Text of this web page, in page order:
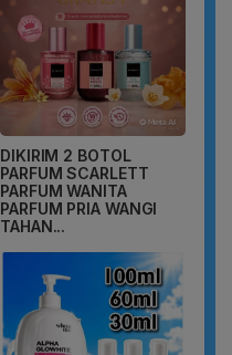
DIKIRIM 2 BOTOL
PARFUM SCARLETT
PARFUM WANITA
PARFUM PRIA WANGI
TAHAN...